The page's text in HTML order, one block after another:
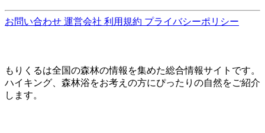
お問い合わせ 運営会社 利用規約 プライバシーポリシー
もりくるは全国の森林の情報を集めた総合情報サイトです。
ハイキング、森林浴をお考えの方にぴったりの自然をご紹介
します。